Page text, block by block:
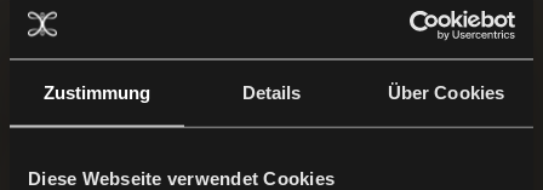
Zustimmung Details Über Cookies
Diese Webseite verwendet Cookies